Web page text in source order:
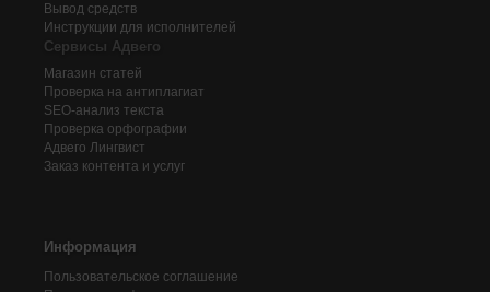
Вывод средств
Инструкции для исполнителей
Сервисы Адвего
Магазин статей
Проверка на антиплагиат
SEO-анализ текста
Проверка орфографии
Адвего Лингвист
Заказ контента и услуг
Информация
Пользовательское соглашение